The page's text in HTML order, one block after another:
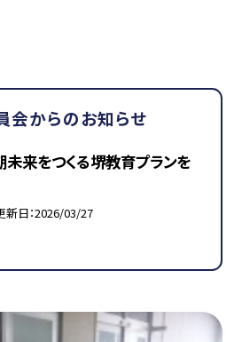
会からのお知らせ
をつくる堺教育プランを
新日 2026/03/27